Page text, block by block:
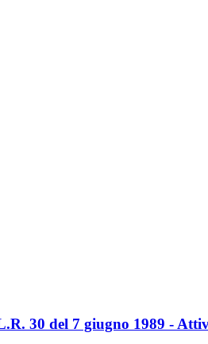
30 del 7 giugno 1989 -